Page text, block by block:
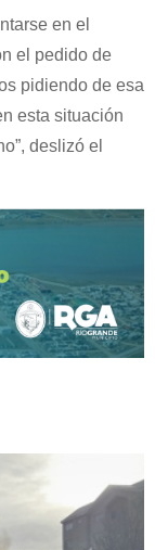
en el
el pedido de
pidiendo de esa
esta situación
deslizó el